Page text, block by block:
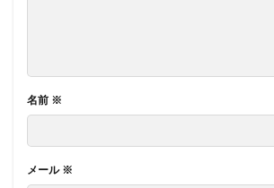
名前 ※
メール ※